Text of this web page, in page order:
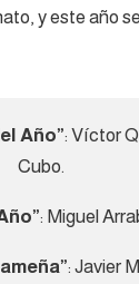
y este año
Año”: Víctor
Cubo.
: Miguel
: Javier